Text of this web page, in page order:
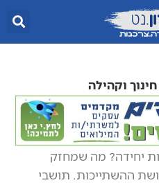
חינוך וקהילה
יחידה? מה שמחזק
ההשתייכות. תושבי